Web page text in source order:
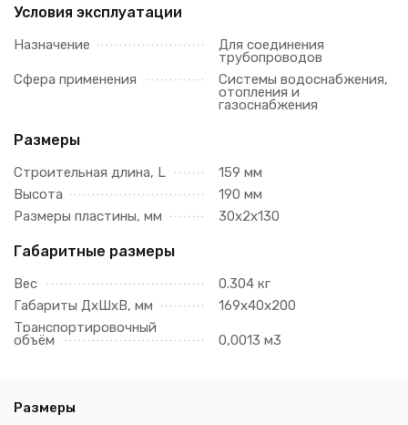
Условия эксплуатации
Назначение Для соединения
трубопроводов
Сфера применения
Системы водоснабжения,
отопления и
газоснабжения
Размеры
Строительная длина, L
159 мм
Высота
190 мм
Размеры пластины, мм
30х2х130
Габаритные размеры
Вес
0.304 кг
Габариты ДхШхВ, мм
169х40х200
Транспортировочный
объём 0,0013 м3
Размеры